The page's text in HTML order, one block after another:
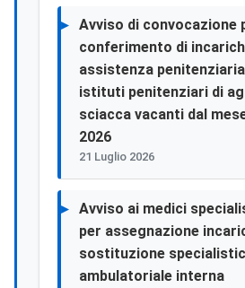
Avviso di convocazione
conferimento di
assistenza
istituti penitenziari di
sciacca vacanti dal
2026
21 Luglio 2026
Avviso ai medici
per assegnazione
sostituzione
ambulatoriale interna